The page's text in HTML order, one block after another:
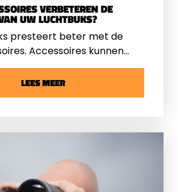
VERBETEREN DE
UW LUCHTBUKS?
presteert beter met de
Accessoires kunnen
voor meer precisie,
Ze helpen bij het
goede accessoires
LEES MEER